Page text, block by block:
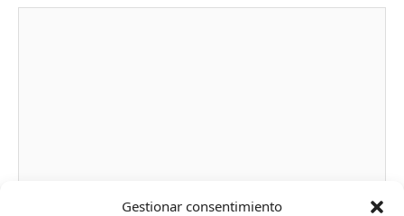
Gestionar consentimiento